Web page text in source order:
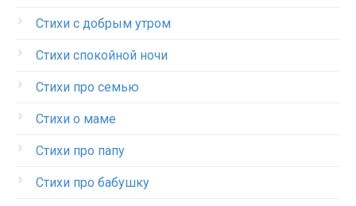
Стихи с добрым утром
Стихи спокойной ночи
Стихи про семью
Стихи о маме
Стихи про папу
Стихи про бабушку